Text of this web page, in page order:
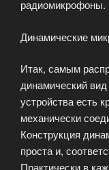
радиомикрофоны.
Динамические
Итак, самым
динамический
устройства есть
механически
Конструкция
проста и,
Практически в